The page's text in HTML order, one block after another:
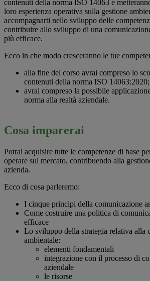
contenuti della norma ISO 14063 e
loro esperienza operativa sulla gestione
accompagnarti nello sviluppo delle
contribuire allo sviluppo di una
più efficace.
Ecco in che modo cresceranno le tue
alla fine del corso avrai compreso lo
contenuti della norma ISO 14063:2020;
avrai compreso la possibile
norma alla realtà aziendale.
Cosa imparerai
Potrai acquisire tutte le competenze di base
operare sul mercato, contribuendo alla
azienda.
Ecco di cosa parleremo:
I cinque principi della comunicazione
Come costruire una politica di
efficace
Lo sviluppo della strategia relativa alla
ambientale:
elementi fondamentali
integrazione con il processo di
aziendale
le risorse